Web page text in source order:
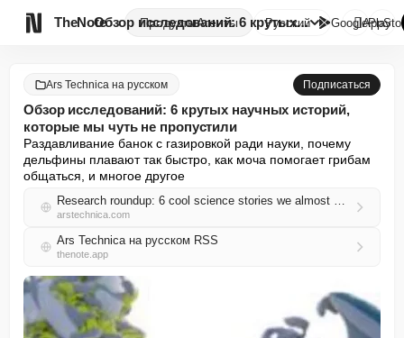
TheNote ПродуктыАгенты Обзор исследований: 6 крутых н...
Русский GooglePlay

Ars Technica на русском Подписаться
Обзор исследований: 6 крутых научных историй,
которые мы чуть не пропустили
Раздавливание банок с газировкой ради науки, почему
дельфины плавают так быстро, как моча помогает грибам
общаться, и многое другое
Research roundup: 6 cool science stories we almost missed
arstechnica.com
Ars Technica на русском RSS
thenote.app